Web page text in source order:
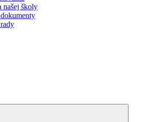
našej školy